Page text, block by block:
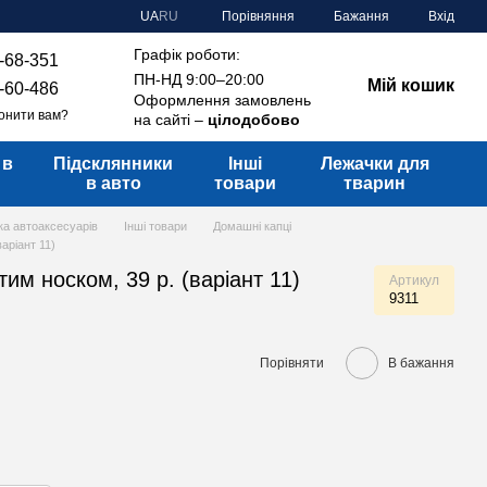
UARU Порівняння Бажання Вхід
68-351
60-486
вам?
Графік роботи:
ПН-НД 9:00–20:00
Оформлення замовлень
на сайті – цілодобово
Мій кошик
Підсклянники
в авто
Інші
товари
Лежачки для
тварин
автоаксесуарів Інші товари
Домашні капці
11)
носком, 39 р. (варіант 11) Артикул
9311
Порівняти В бажання